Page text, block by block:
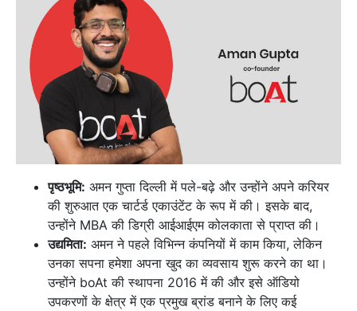
पृष्ठभूमि: अमन गुप्ता दिल्ली में पले-बढ़े और उन्होंने अपने करियर
की शुरुआत एक चार्टर्ड एकाउंटेंट के रूप में की। इसके बाद,
उन्होंने MBA की डिग्री आईआईएम कोलकाता से प्राप्त की।
उद्यमिता: अमन ने पहले विभिन्न कंपनियों में काम किया, लेकिन
उनका सपना हमेशा अपना खुद का व्यवसाय शुरू करने का था।
उन्होंने boAt की स्थापना 2016 में की और इसे ऑडियो
उपकरणों के क्षेत्र में एक प्रमुख ब्रांड बनाने के लिए कई